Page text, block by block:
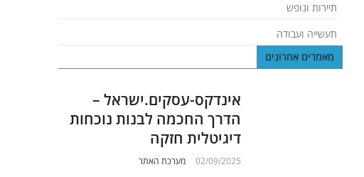
תיירות ונופש
תעשייה ועבודה
מאמרים אחרונים
אינדקס-עסקים.ישראל –
הדרך החכמה לבנות נוכחות
דיגיטלית חזקה
02/09/2025 מערכת האתר